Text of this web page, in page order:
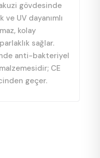
gövdesinde
UV dayanımlı
kolay
sağlar.
anti-bakteriyel
CE
geçer.